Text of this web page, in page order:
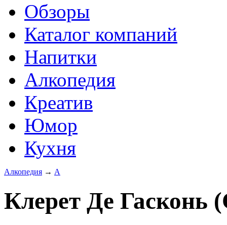
Обзоры
Каталог компаний
Напитки
Алкопедия
Креатив
Юмор
Кухня
Алкопедия → А
Клерет Де Гасконь